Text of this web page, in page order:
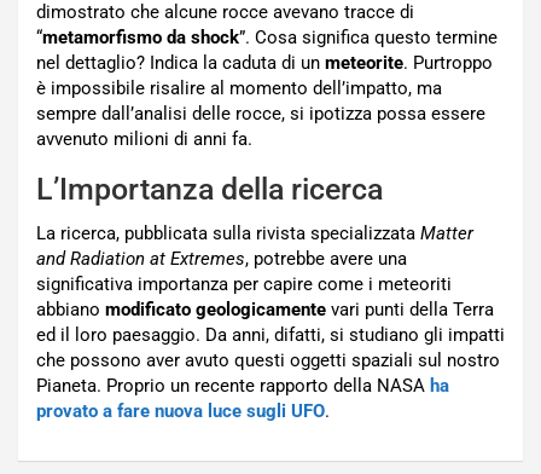
dimostrato che alcune rocce avevano tracce di
“metamorfismo da shock”. Cosa significa questo termine
nel dettaglio? Indica la caduta di un meteorite. Purtroppo
è impossibile risalire al momento dell’impatto, ma
sempre dall’analisi delle rocce, si ipotizza possa essere
avvenuto milioni di anni fa.
L’Importanza della ricerca
La ricerca, pubblicata sulla rivista specializzata Matter
and Radiation at Extremes, potrebbe avere una
significativa importanza per capire come i meteoriti
abbiano modificato geologicamente vari punti della Terra
ed il loro paesaggio. Da anni, difatti, si studiano gli impatti
che possono aver avuto questi oggetti spaziali sul nostro
Pianeta. Proprio un recente rapporto della NASA ha
provato a fare nuova luce sugli UFO.